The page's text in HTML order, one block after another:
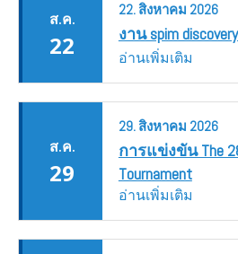
ส.ค.
22
22.สิงหาคม 2026
งาน spim
อ่านเพิ่มเติม
ส.ค.
29
29.สิงหาคม 2026
การแข่งขัน The
Tournament
อ่านเพิ่มเติม